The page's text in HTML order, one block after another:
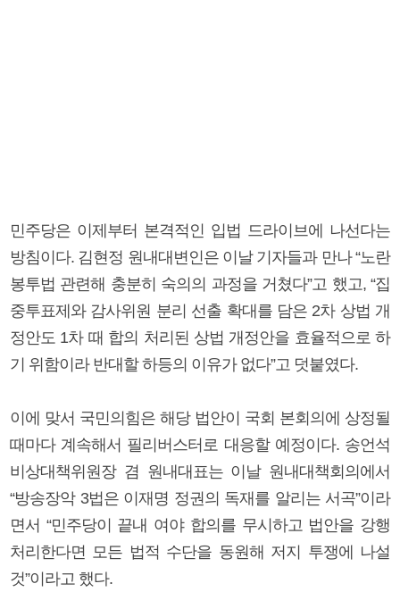
민주당은 이제부터 본격적인 입법 드라이브에 나선다는
방침이다. 김현정 원내대변인은 이날 기자들과 만나 “노란
봉투법 관련해 충분히 숙의의 과정을 거쳤다”고 했고, “집
중투표제와 감사위원 분리 선출 확대를 담은 2차 상법 개
정안도 1차 때 합의 처리된 상법 개정안을 효율적으로 하
기 위함이라 반대할 하등의 이유가 없다”고 덧붙였다.
이에 맞서 국민의힘은 해당 법안이 국회 본회의에 상정될
때마다 계속해서 필리버스터로 대응할 예정이다. 송언석
비상대책위원장 겸 원내대표는 이날 원내대책회의에서
“방송장악 3법은 이재명 정권의 독재를 알리는 서곡”이라
면서 “민주당이 끝내 여야 합의를 무시하고 법안을 강행
처리한다면 모든 법적 수단을 동원해 저지 투쟁에 나설
것”이라고 했다.